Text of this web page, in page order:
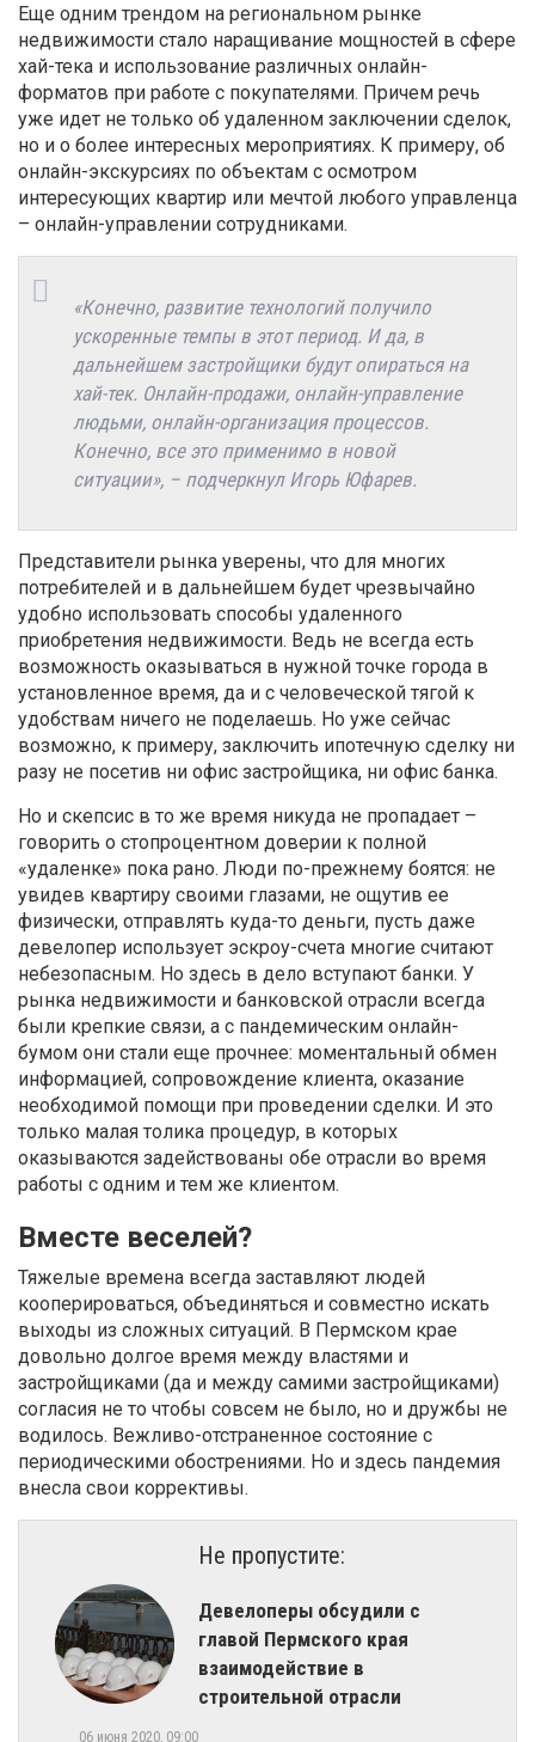
Еще одним трендом на региональном рынке
недвижимости стало наращивание мощностей в сфере
хай-тека и использование различных онлайн-
форматов при работе с покупателями. Причем речь
уже идет не только об удаленном заключении сделок,
но и о более интересных мероприятиях. К примеру, об
онлайн-экскурсиях по объектам с осмотром
интересующих квартир или мечтой любого управленца
– онлайн-управлении сотрудниками.
«Конечно, развитие технологий получило
ускоренные темпы в этот период. И да, в
дальнейшем застройщики будут опираться на
хай-тек. Онлайн-продажи, онлайн-управление
людьми, онлайн-организация процессов.
Конечно, все это применимо в новой
ситуации», – подчеркнул Игорь Юфарев.
Представители рынка уверены, что для многих
потребителей и в дальнейшем будет чрезвычайно
удобно использовать способы удаленного
приобретения недвижимости. Ведь не всегда есть
возможность оказываться в нужной точке города в
установленное время, да и с человеческой тягой к
удобствам ничего не поделаешь. Но уже сейчас
возможно, к примеру, заключить ипотечную сделку ни
разу не посетив ни офис застройщика, ни офис банка.
Но и скепсис в то же время никуда не пропадает –
говорить о стопроцентном доверии к полной
«удаленке» пока рано. Люди по-прежнему боятся: не
увидев квартиру своими глазами, не ощутив ее
физически, отправлять куда-то деньги, пусть даже
девелопер использует эскроу-счета многие считают
небезопасным. Но здесь в дело вступают банки. У
рынка недвижимости и банковской отрасли всегда
были крепкие связи, а с пандемическим онлайн-
бумом они стали еще прочнее: моментальный обмен
информацией, сопровождение клиента, оказание
необходимой помощи при проведении сделки. И это
только малая толика процедур, в которых
оказываются задействованы обе отрасли во время
работы с одним и тем же клиентом.
Вместе веселей?
Тяжелые времена всегда заставляют людей
кооперироваться, объединяться и совместно искать
выходы из сложных ситуаций. В Пермском крае
довольно долгое время между властями и
застройщиками (да и между самими застройщиками)
согласия не то чтобы совсем не было, но и дружбы не
водилось. Вежливо-отстраненное состояние с
периодическими обострениями. Но и здесь пандемия
внесла свои коррективы.
Не пропустите:
Девелоперы обсудили с
главой Пермского края
взаимодействие в
строительной отрасли
06 июня 2020, 09:00